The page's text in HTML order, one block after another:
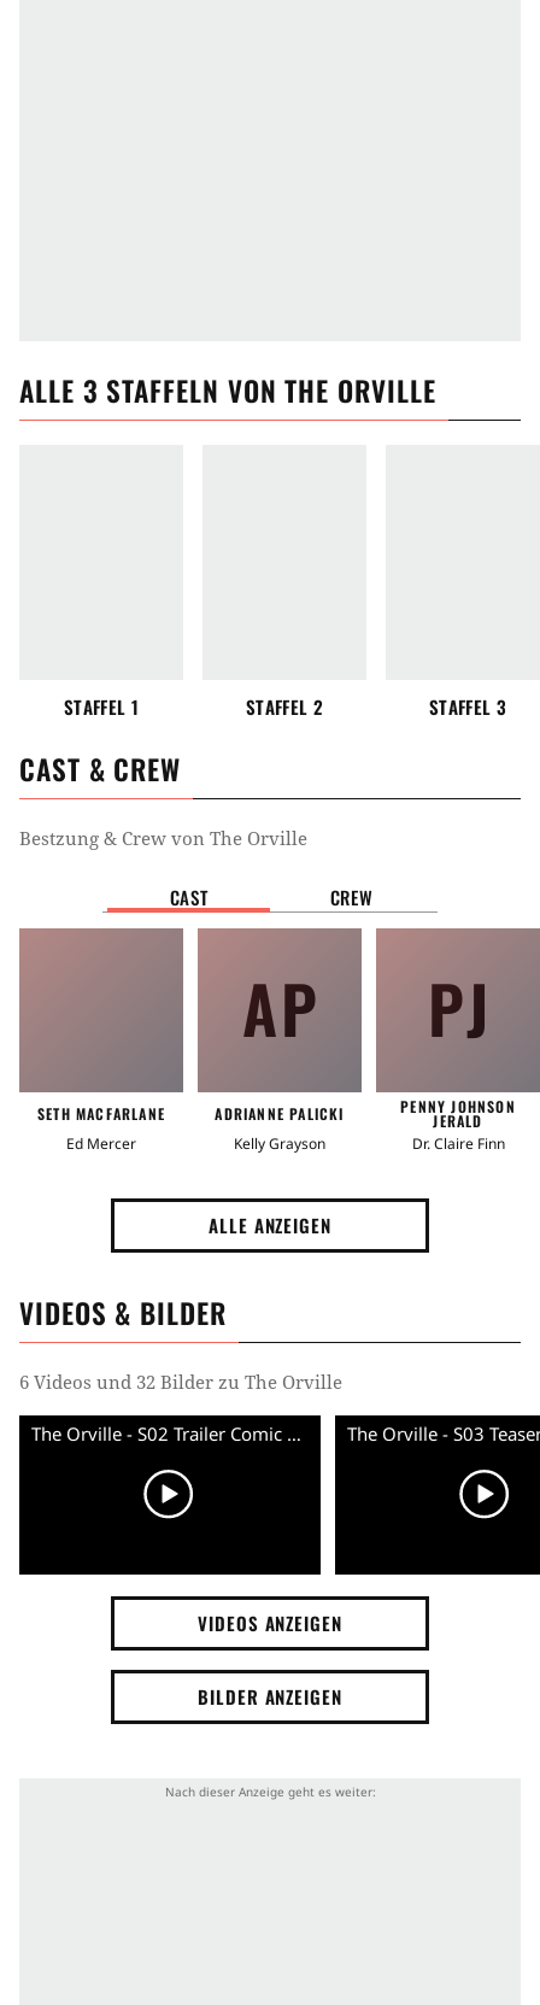
ALLE 3 STAFFELN VONTHE ORVILLE
STAFFEL 1 STAFFEL 2 STAFFEL 3
CAST & CREW
Bestzung & Crew von The Orville
CAST CREW
SETH MACFARLANE
Ed Mercer
AP
ADRIANNE PALICKI
Kelly Grayson
PJ
PENNY JOHNSON
JERALD
Dr. Claire Finn
ALLE ANZEIGEN
VIDEOS & BILDER
6 Videos und 32 Bilder zu The Orville
The Orville - S02 Trailer Comic Con (English) HD
VIDEOS ANZEIGEN
BILDER ANZEIGEN